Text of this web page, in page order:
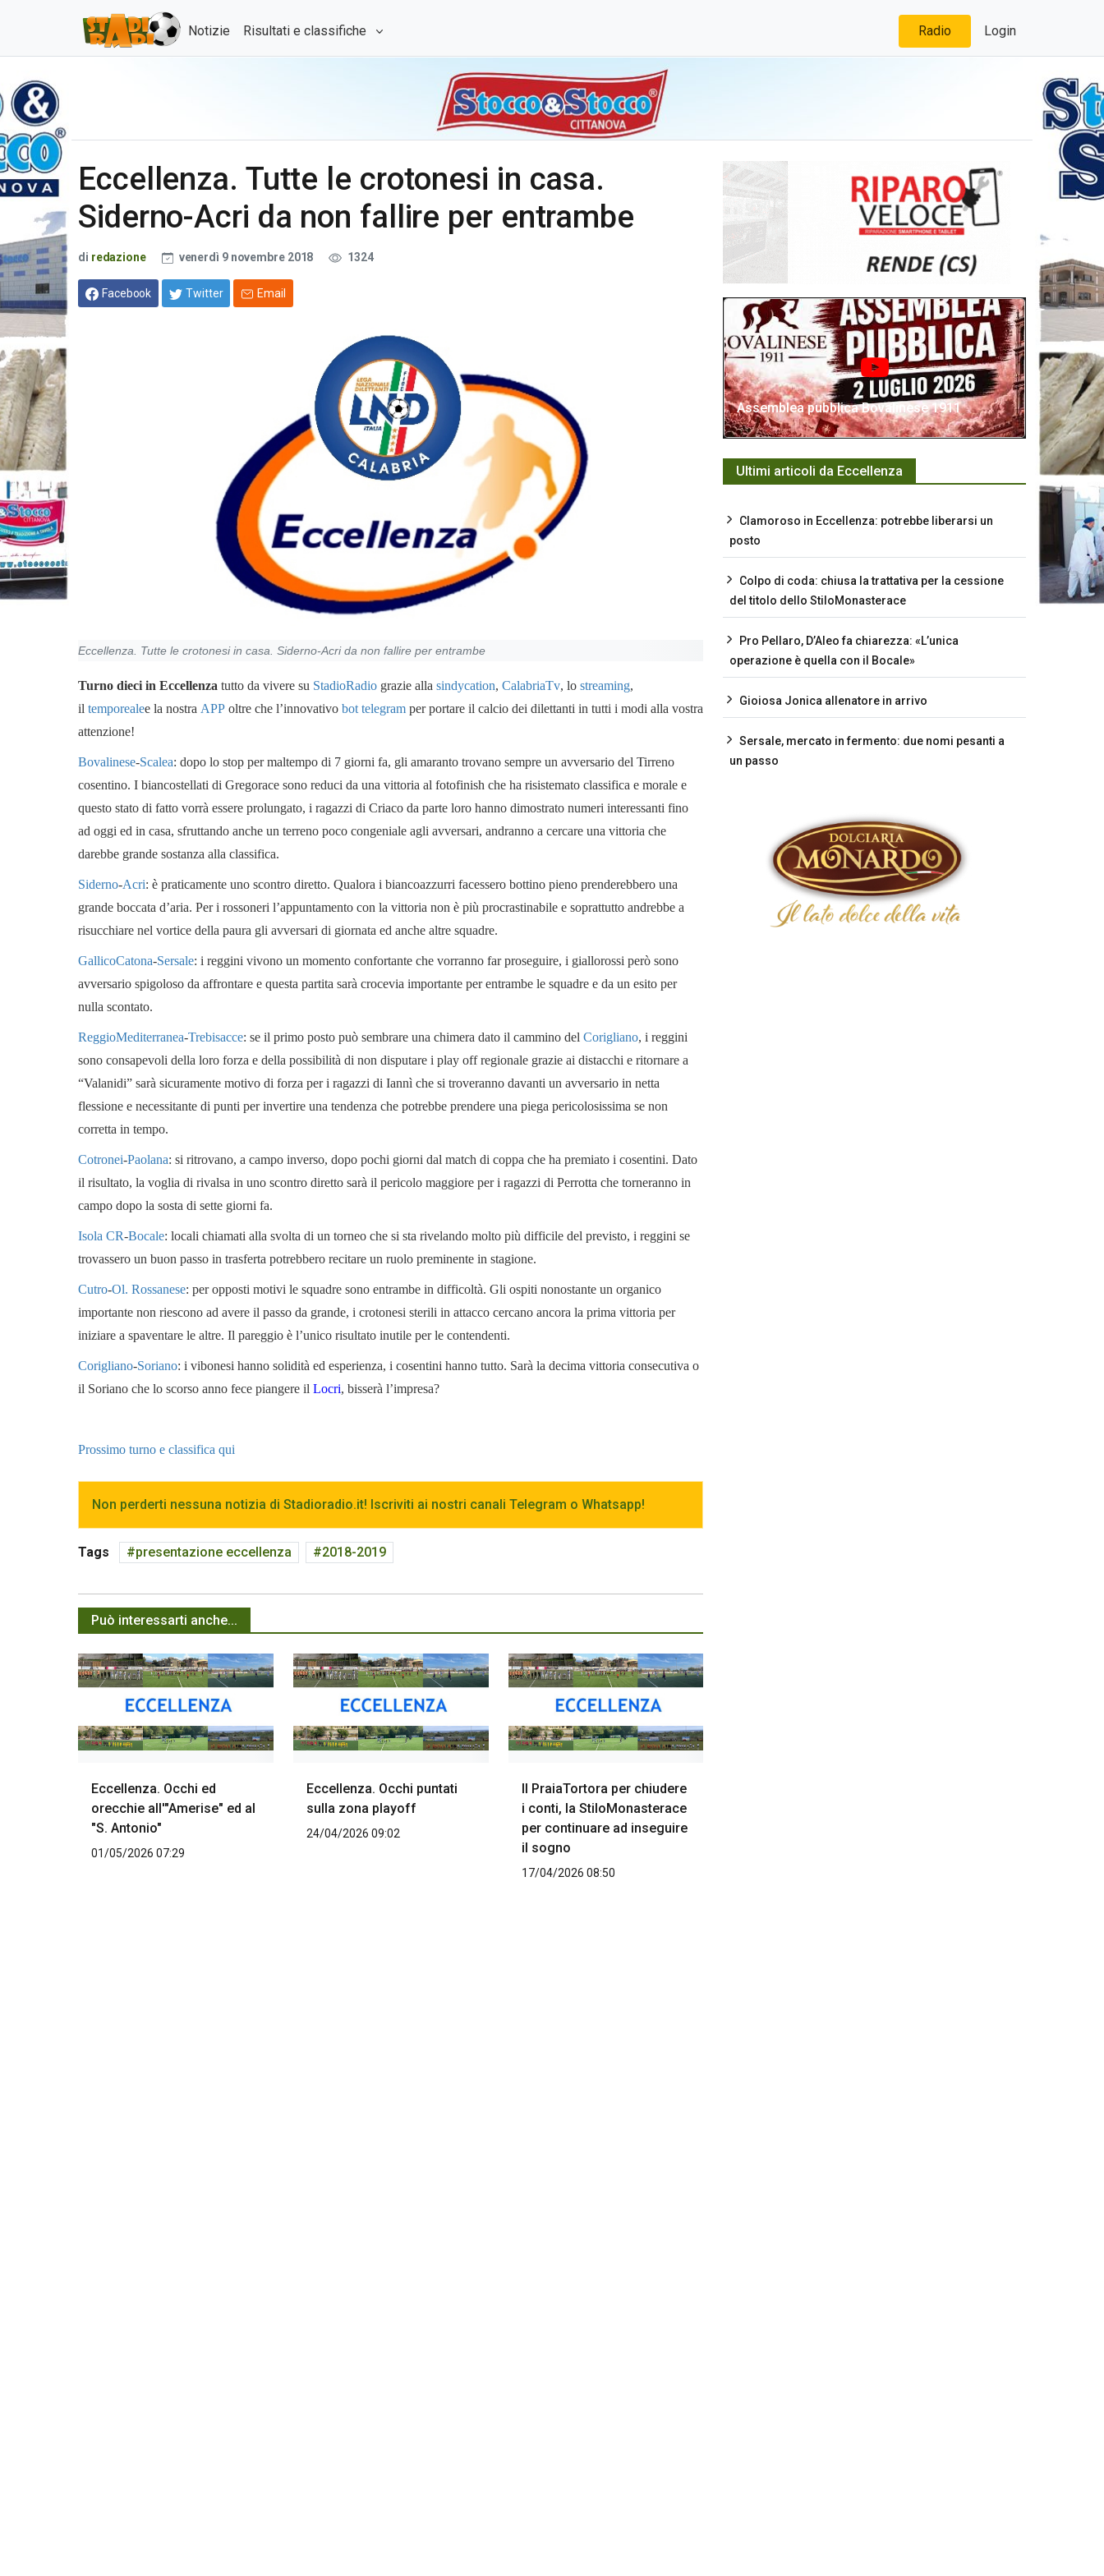
Notizie Risultati e classifiche Radio Login
Eccellenza. Tutte le crotonesi in casa.
Siderno-Acri da non fallire per entrambe
di redazione venerdì 9 novembre 2018 1324
Facebook Twitter Email
Eccellenza. Tutte le crotonesi in casa. Siderno-Acri da non fallire per entrambe
Turno dieci in Eccellenza tutto da vivere su StadioRadio grazie alla sindycation, CalabriaTv, lo streaming,
il temporealee la nostra APP oltre che l’innovativo bot telegram per portare il calcio dei dilettanti in tutti i modi alla vostra
attenzione!
Bovalinese-Scalea: dopo lo stop per maltempo di 7 giorni fa, gli amaranto trovano sempre un avversario del Tirreno
cosentino. I biancostellati di Gregorace sono reduci da una vittoria al fotofinish che ha risistemato classifica e morale e
questo stato di fatto vorrà essere prolungato, i ragazzi di Criaco da parte loro hanno dimostrato numeri interessanti fino
ad oggi ed in casa, sfruttando anche un terreno poco congeniale agli avversari, andranno a cercare una vittoria che
darebbe grande sostanza alla classifica.
Siderno-Acri: è praticamente uno scontro diretto. Qualora i biancoazzurri facessero bottino pieno prenderebbero una
grande boccata d’aria. Per i rossoneri l’appuntamento con la vittoria non è più procrastinabile e soprattutto andrebbe a
risucchiare nel vortice della paura gli avversari di giornata ed anche altre squadre.
GallicoCatona-Sersale: i reggini vivono un momento confortante che vorranno far proseguire, i giallorossi però sono
avversario spigoloso da affrontare e questa partita sarà crocevia importante per entrambe le squadre e da un esito per
nulla scontato.
ReggioMediterranea-Trebisacce: se il primo posto può sembrare una chimera dato il cammino del Corigliano, i reggini
sono consapevoli della loro forza e della possibilità di non disputare i play off regionale grazie ai distacchi e ritornare a
“Valanidi” sarà sicuramente motivo di forza per i ragazzi di Iannì che si troveranno davanti un avversario in netta
flessione e necessitante di punti per invertire una tendenza che potrebbe prendere una piega pericolosissima se non
corretta in tempo.
Cotronei-Paolana: si ritrovano, a campo inverso, dopo pochi giorni dal match di coppa che ha premiato i cosentini. Dato
il risultato, la voglia di rivalsa in uno scontro diretto sarà il pericolo maggiore per i ragazzi di Perrotta che torneranno in
campo dopo la sosta di sette giorni fa.
Isola CR-Bocale: locali chiamati alla svolta di un torneo che si sta rivelando molto più difficile del previsto, i reggini se
trovassero un buon passo in trasferta potrebbero recitare un ruolo preminente in stagione.
Cutro-Ol. Rossanese: per opposti motivi le squadre sono entrambe in difficoltà. Gli ospiti nonostante un organico
importante non riescono ad avere il passo da grande, i crotonesi sterili in attacco cercano ancora la prima vittoria per
iniziare a spaventare le altre. Il pareggio è l’unico risultato inutile per le contendenti.
Corigliano-Soriano: i vibonesi hanno solidità ed esperienza, i cosentini hanno tutto. Sarà la decima vittoria consecutiva o
il Soriano che lo scorso anno fece piangere il Locri, bisserà l’impresa?
Prossimo turno e classifica qui
Non perderti nessuna notizia di Stadioradio.it! Iscriviti ai nostri canali Telegram o Whatsapp!
Tags presentazione eccellenza 2018-2019
Può interessarti anche...
Eccellenza. Occhi ed
orecchie all'"Amerise" ed al
"S. Antonio"
01/05/2026 07:29
Eccellenza. Occhi puntati
sulla zona playoff
24/04/2026 09:02
Il PraiaTortora per chiudere
i conti, la StiloMonasterace
per continuare ad inseguire
il sogno
17/04/2026 08:50
Assemblea pubblica Bovalinese 1911
Ultimi articoli da Eccellenza
Clamoroso in Eccellenza: potrebbe liberarsi un
posto
Colpo di coda: chiusa la trattativa per la cessione
del titolo dello StiloMonasterace
Pro Pellaro, D’Aleo fa chiarezza: «L’unica
operazione è quella con il Bocale»
Gioiosa Jonica allenatore in arrivo
Sersale, mercato in fermento: due nomi pesanti a
un passo